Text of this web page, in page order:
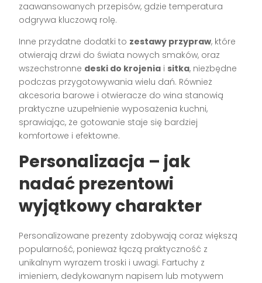
zaawansowanych przepisów, gdzie temperatura
odgrywa kluczową rolę.
Inne przydatne dodatki to zestawy przypraw, które
otwierają drzwi do świata nowych smaków, oraz
wszechstronne deski do krojenia i sitka, niezbędne
podczas przygotowywania wielu dań. Również
akcesoria barowe i otwieracze do wina stanowią
praktyczne uzupełnienie wyposażenia kuchni,
sprawiając, że gotowanie staje się bardziej
komfortowe i efektowne.
Personalizacja – jak
nadać prezentowi
wyjątkowy charakter
Personalizowane prezenty zdobywają coraz większą
popularność, ponieważ łączą praktyczność z
unikalnym wyrazem troski i uwagi. Fartuchy z
imieniem, dedykowanym napisem lub motywem